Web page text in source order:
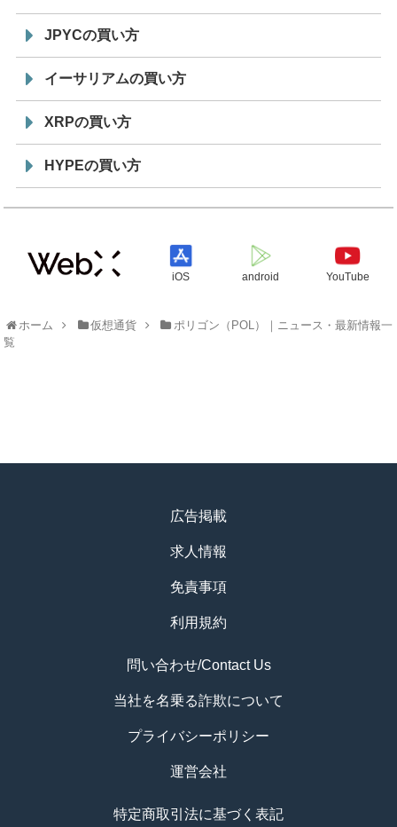
JPYCの買い方
イーサリアムの買い方
XRPの買い方
HYPEの買い方
iOS android YouTube
ホーム 仮想通貨
ポリゴン（POL）｜ニュース・最新情報一
覧
広告掲載
求人情報
免責事項
利用規約
問い合わせ/Contact Us
当社を名乗る詐欺について
プライバシーポリシー
運営会社
特定商取引法に基づく表記